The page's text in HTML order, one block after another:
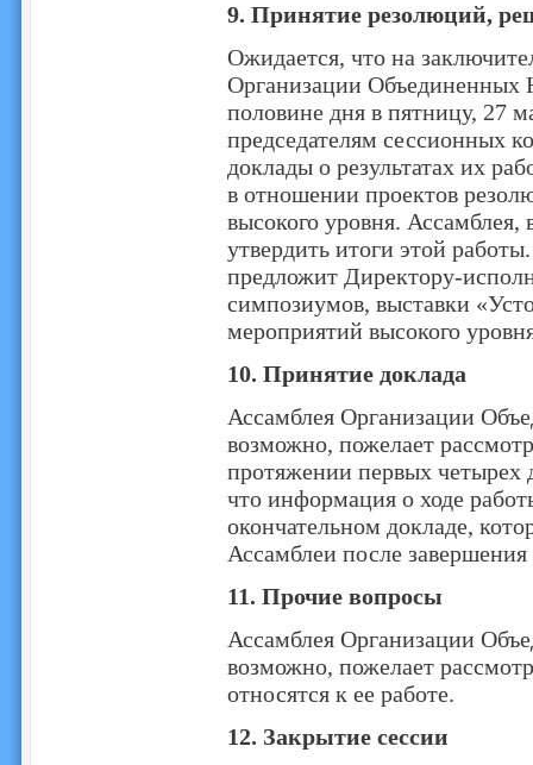
9. Принятие резолюций,
Ожидается, что на
Организации Объединенных
половине дня в пятницу, 27
председателям сессионных
доклады о результатах их
в отношении проектов
высокого уровня.
утвердить итоги этой
предложит Директору-
симпозиумов, выставки
мероприятий высокого
10. Принятие доклада
Ассамблея Организации
возможно, пожелает
протяжении первых четырех
что информация о ходе
окончательном докладе,
Ассамблеи после завершения
11. Прочие вопросы
Ассамблея Организации
возможно, пожелает
относятся к ее работе.
12. Закрытие сессии